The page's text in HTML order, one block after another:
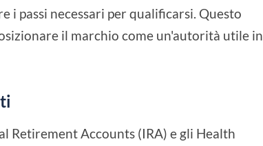
i passi necessari per qualificarsi. Questo
il marchio come un'autorità utile in
Retirement Accounts (IRA) e gli Health